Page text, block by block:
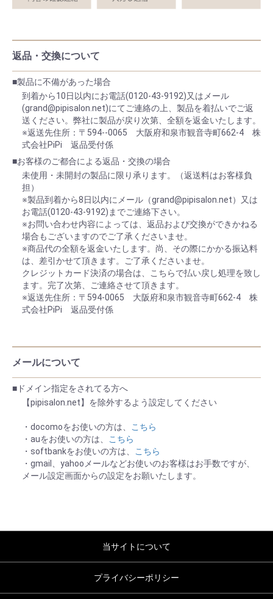
返品・交換について
■製品に不備があった場合
到着から10日以内にお電話(0120-43-9192)又はメール
(grand@pipisalon.net)にてご連絡の上、製品を着払いでご返
送ください。弊社に製品が戻り次第、全額を返金いたします。
※返送先住所：〒594--0065 大阪府和泉市観音寺町662-4 株
式会社PiPi 返品受付係
■お客様のご都合による返品・交換の場合
未使用・未開封の製品に限り承ります。（返送料はお客様負
担）
※製品到着から8日以内にメール（grand@pipisalon.net）又は
お電話(0120-43-9192)までご連絡下さい。
※お問い合わせ内容によっては、返品および交換ができかねる
場合もございますのでご了承くださいませ。
※商品代の全額を返金いたします。尚、その際にかかる振込料
は、差引かせて頂きます。ご了承くださいませ。
クレジットカード決済の場合は、こちらで払い戻し処理を致し
ます。完了次第、ご連絡させて頂きます。
※返送先住所：〒594-0065 大阪府和泉市観音寺町662-4 株
式会社PiPi 返品受付係
メールについて
■ドメイン指定をされてる方へ
【pipisalon.net】を除外するよう設定してください
・docomoをお使いの方は、
こちら
・auをお使いの方は、
こちら
・softbankをお使いの方は、
こちら
・gmail、yahooメールなどお使いのお客様はお手数ですが、
メール設定画面からの設定をお願いたします。
当サイトについて
プライバシーポリシー